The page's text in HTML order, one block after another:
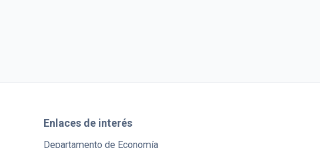
Enlaces de interés
Departamento de Economía